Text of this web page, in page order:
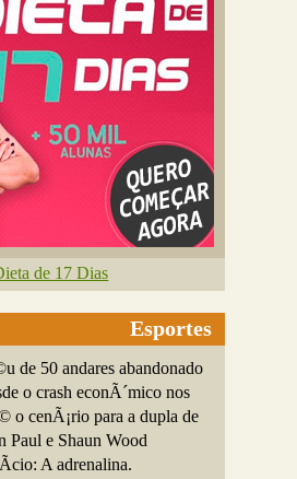
de 17 Dias
Esportes
de 50 andares abandonado
o crash econÃ´mico nos
o cenÃ¡rio para a dupla de
Paul e Shaun Wood
A adrenalina.